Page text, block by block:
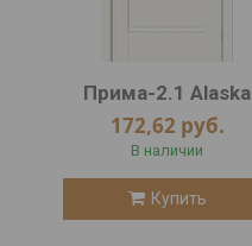
Прима-2.1 Alaska
172,62 руб.
В наличии
Купить